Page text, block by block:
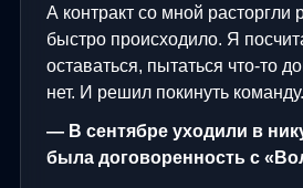
А контракт со мной расторгли
быстро происходило. Я
оставаться, пытаться что-то
нет. И решил покинуть команду.
— В сентябре уходили в
была договоренность с